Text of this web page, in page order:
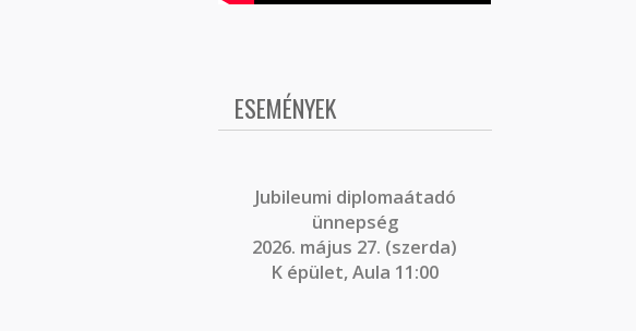
ESEMÉNYEK
Jubileumi diplomaátadó
ünnepség
2026. május 27. (szerda)
K épület, Aula 11:00